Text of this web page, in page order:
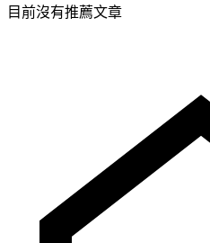
目前沒有推薦文章